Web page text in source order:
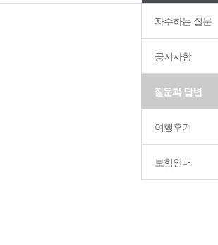
자주하는 질문
공지사항
질문과 답변
여행후기
보험안내